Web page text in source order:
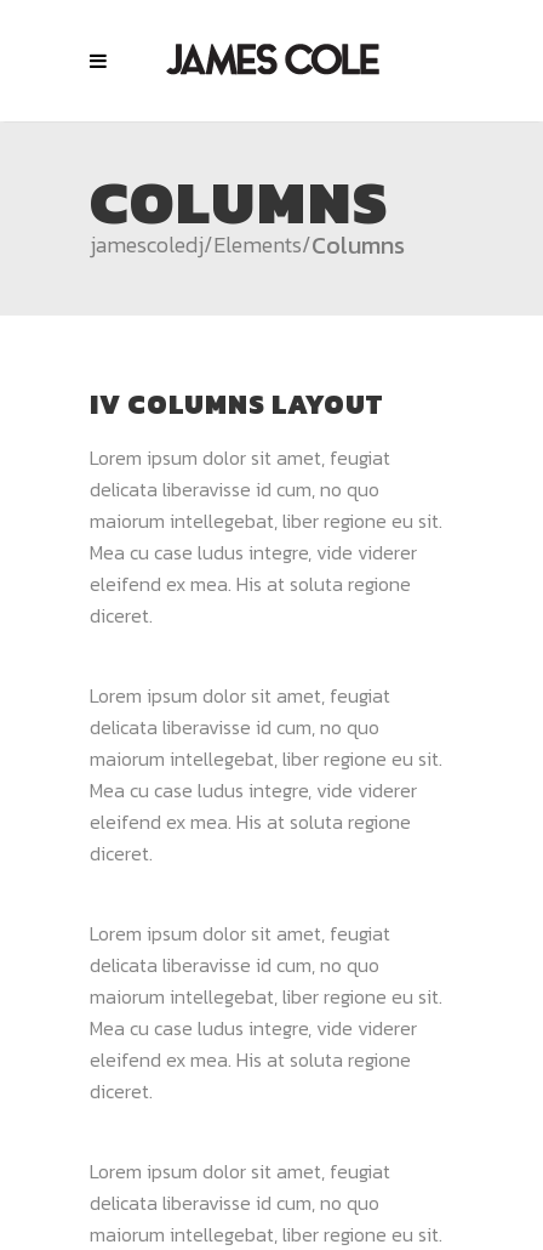
COLUMNS
jamescoledj/Elements/Columns
IV COLUMNS LAYOUT
Lorem ipsum dolor sit amet, feugiat
delicata liberavisse id cum, no quo
maiorum intellegebat, liber regione eu sit.
Mea cu case ludus integre, vide viderer
eleifend ex mea. His at soluta regione
diceret.
Lorem ipsum dolor sit amet, feugiat
delicata liberavisse id cum, no quo
maiorum intellegebat, liber regione eu sit.
Mea cu case ludus integre, vide viderer
eleifend ex mea. His at soluta regione
diceret.
Lorem ipsum dolor sit amet, feugiat
delicata liberavisse id cum, no quo
maiorum intellegebat, liber regione eu sit.
Mea cu case ludus integre, vide viderer
eleifend ex mea. His at soluta regione
diceret.
Lorem ipsum dolor sit amet, feugiat
delicata liberavisse id cum, no quo
maiorum intellegebat, liber regione eu sit.